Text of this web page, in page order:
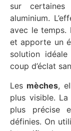
sur
aluminium.
avec le temps.
et apporte un
solution
coup d’éclat
Les mèches,
plus visible.
plus précise
définies. On